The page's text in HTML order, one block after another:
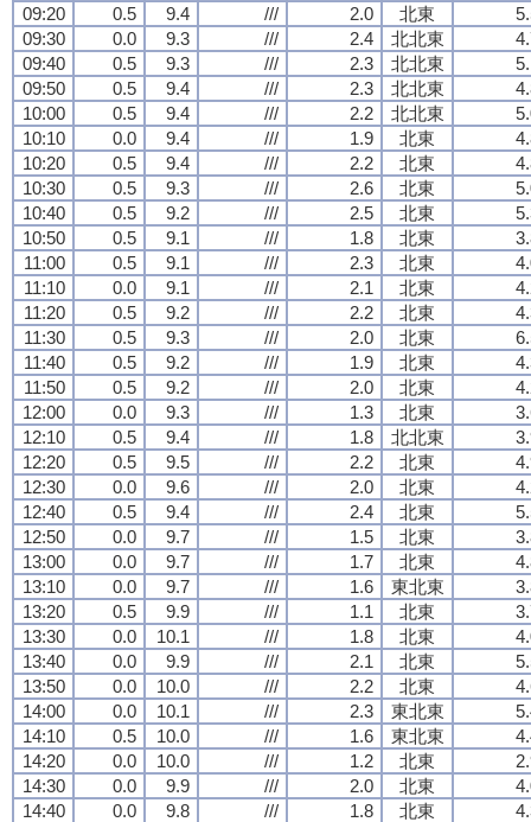
09:20
0.5 9.4 /// 2.0 北東
09:30
0.0 9.3 /// 2.4 北北東
09:40
0.5 9.3 /// 2.3 北北東
09:50
0.5 9.4 /// 2.3 北北東
10:00
0.5 9.4 /// 2.2 北北東
10:10
0.0 9.4 /// 1.9 北東
10:20
0.5 9.4 /// 2.2 北東
10:30
0.5 9.3 /// 2.6 北東
10:40
0.5 9.2 /// 2.5 北東
10:50
0.5 9.1 /// 1.8 北東
11:00
0.5 9.1 /// 2.3 北東
11:10
0.0 9.1 /// 2.1 北東
11:20
0.5 9.2 /// 2.2 北東
11:30
0.5 9.3 /// 2.0 北東
11:40
0.5 9.2 /// 1.9 北東
11:50
0.5 9.2 /// 2.0 北東
12:00
0.0 9.3 /// 1.3 北東
12:10
0.5 9.4 /// 1.8 北北東
12:20
0.5 9.5 /// 2.2 北東
12:30
0.0 9.6 /// 2.0 北東
12:40
0.5 9.4 /// 2.4 北東
12:50
0.0 9.7 /// 1.5 北東
13:00
0.0 9.7 /// 1.7 北東
13:10
0.0 9.7 /// 1.6 東北東
13:20
0.5 9.9 /// 1.1 北東
13:30
0.0 10.1 /// 1.8 北東
13:40
0.0 9.9 /// 2.1 北東
13:50
0.0 10.0 /// 2.2 北東
14:00
0.0 10.1 /// 2.3 東北東
14:10
0.5 10.0 /// 1.6 東北東
14:20
0.0 10.0 /// 1.2 北東
14:30
0.0 9.9 /// 2.0 北東
14:40
0.0 9.8 /// 1.8 北東